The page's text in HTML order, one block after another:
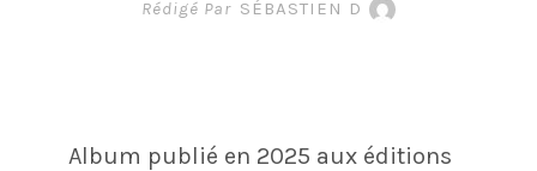
Rédigé Par SÉBASTIEN D
Album publié en 2025 aux éditions